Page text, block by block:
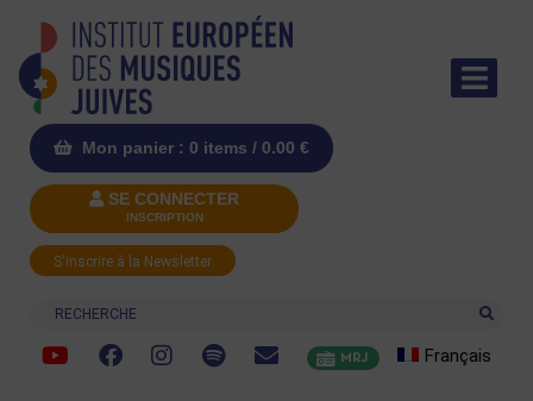
Mon panier : 0 items / 0.00 €
SE CONNECTER
INSCRIPTION
S'inscrire à la Newsletter
Recherche
MRJ Français